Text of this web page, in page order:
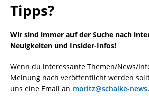
Tipps?
Wir sind immer auf der Suche nach
Neuigkeiten und Insider-Infos!
Wenn du interessante Themen/News/
Meinung nach veröffentlicht werden
uns eine Email an moritz@schalke-